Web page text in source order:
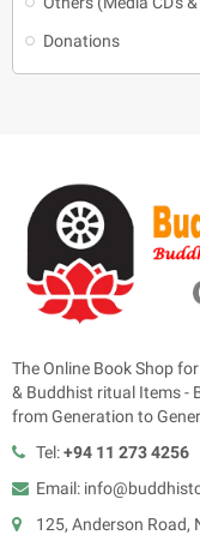
Donations
The Online Book Shop
& Buddhist ritual Items -
from Generation to
Tel:+94 11 273 4256
Email:
125, Anderson Road,